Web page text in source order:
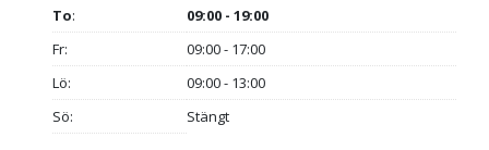
To:
09:00 - 19:00
Fr:
09:00 - 17:00
Lö:
09:00 - 13:00
Sö:
Stängt